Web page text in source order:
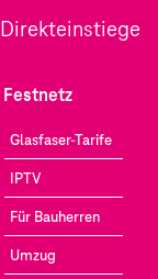
Direkteinstiege
Festnetz
Glasfaser-Tarife
IPTV
Für Bauherren
Umzug